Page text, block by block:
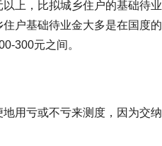
上，比拟城乡住户的基础待业
户基础待业金大多是在国度的
300元之间。
用亏或不亏来测度，因为交纳